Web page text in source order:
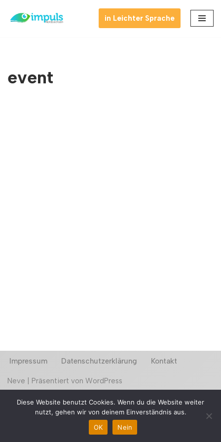
in Leichter Sprache
event
Impressum Datenschutzerklärung Kontakt
Neve | Präsentiert von WordPress
E-Mail:
Marcus@impuls-taucha.de
Mobil: 0178/6578551 (Montag-Freitag 9-18 Uhr)
co. Geschwister-Scholl-Straße 4,
04425 Taucha; Raum 0.17
Diese Website benutzt Cookies. Wenn du die Website weiter
nutzt, gehen wir von deinem Einverständnis aus.
OK
Nein